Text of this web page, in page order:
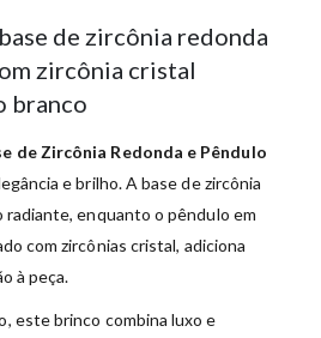
de zircônia redonda
zircônia cristal
branco
de Zircônia Redonda e Pêndulo
e brilho. A base de zircônia
enquanto o pêndulo em
com zircônias cristal, adiciona
à peça.
este brinco combina luxo e